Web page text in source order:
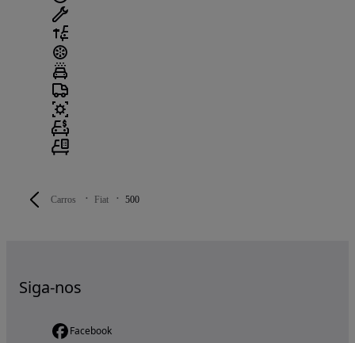
Carros Fiat 500
Siga-nos
Facebook